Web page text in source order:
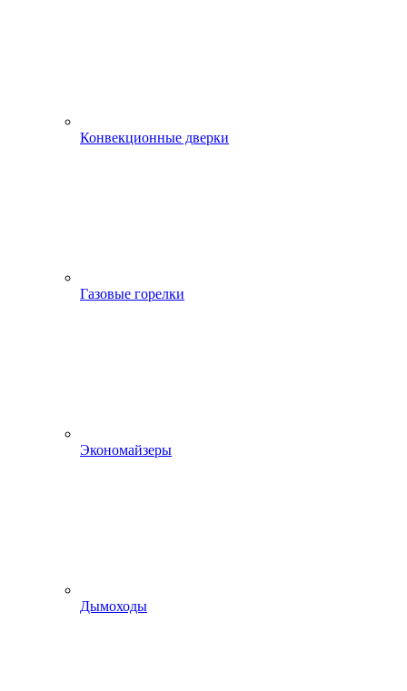
Конвекционные дверки
Газовые горелки
Экономайзеры
Дымоходы